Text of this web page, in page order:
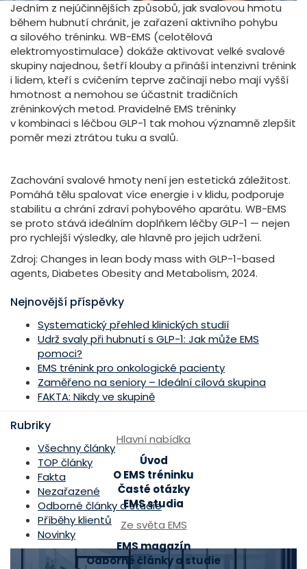
Jedním z nejúčinnějších způsobů, jak svalovou hmotu
během hubnutí chránit, je zařazení aktivního pohybu
a silového tréninku. WB-EMS (celotělová
elektromyostimulace) dokáže aktivovat velké svalové
skupiny najednou, šetří klouby a přináší intenzivní trénink
i lidem, kteří s cvičením teprve začínají nebo mají vyšší
hmotnost a nemohou se účastnit tradičních
zréninkových metod. Pravidelné EMS tréninky
v kombinaci s léčbou GLP-1 tak mohou významně zlepšit
poměr mezi ztrátou tuku a svalů.
Zachování svalové hmoty není jen estetická záležitost.
Pomáhá tělu spalovat více energie i v klidu, podporuje
stabilitu a chrání zdraví pohybového aparátu. WB-EMS
se proto stává ideálním doplňkem léčby GLP-1 — nejen
pro rychlejší výsledky, ale hlavně pro jejich udržení.
Zdroj: Changes in lean body mass with GLP-1-based
agents, Diabetes Obesity and Metabolism, 2024.
Nejnovější příspěvky
Systematický přehled klinických studií
Udrž svaly při hubnutí s GLP-1: Jak může EMS
pomoci?
EMS trénink pro onkologické pacienty
Zaměřeno na seniory – Ideální cílová skupina
FAKTA: Nikdy ve skupině
Rubriky
Všechny články
TOP články
Fakta
Nezařazené
Odborné články a studie
Příběhy klientů
Novinky
Hlavní nabídka
Úvod
O EMS tréninku
Časté otázky
EMS studia
Ze světa EMS
EMS magazín
Odborné články a studie